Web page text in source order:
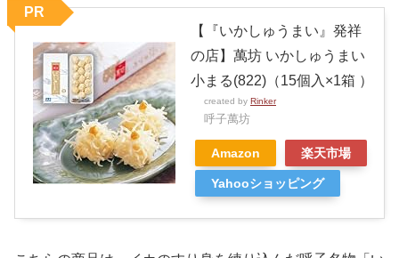
【『いかしゅうまい』発祥
の店】萬坊 いかしゅうまい
小まる(822)（15個入×1箱 ）
created by Rinker
呼子萬坊
Amazon 楽天市場
Yahooショッピング
PR